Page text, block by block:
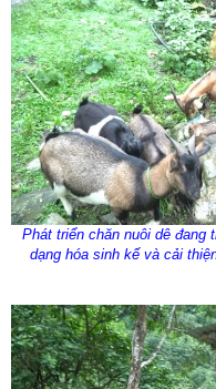
Phát triển chăn nuôi dê đang
dạng hóa sinh kế và cải